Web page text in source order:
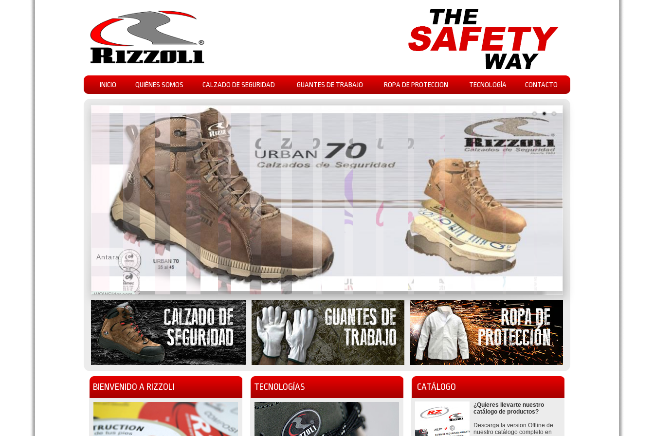
INICIO QUIÉNES SOMOS CALZADO DE SEGURIDAD GUANTES DE TRABAJO ROPA DE PROTECCION TECNOLOGÍA CONTACTO
WOWSlider.com
Antara
BIENVENIDO A RIZZOLI TECNOLOGÍAS CATÁLOGO
¿Quieres llevarte nuestro
catálogo de productos?
Descarga la version Offline de
nuestro catálogo completo en